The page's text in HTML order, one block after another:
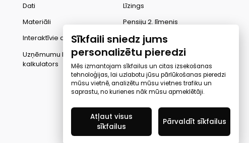
Dati
Materiāli
Interaktīvie dati
Uzņēmumu kredītspējas
kalkulators
Līzings
Pensiju 2. līmenis
Finanšu pratība
Ombuds
Sīkfaili sniedz jums
personalizētu pieredzi
Mēs izmantojam sīkfailus un citas izsekošanas
tehnoloģijas, lai uzlabotu jūsu pārlūkošanas pieredzi
mūsu vietnē, analizētu mūsu vietnes trafiku un
saprastu, no kurienes nāk mūsu apmeklētāji.
Atļaut visus
sīkfailus
Pārvaldīt sīkfailus